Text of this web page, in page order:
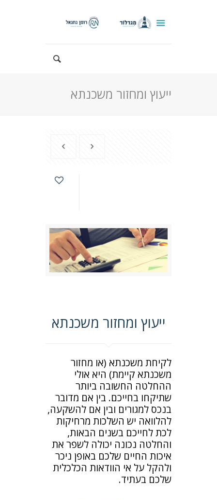
ייעוץ ומחזור משכנתא
ייעוץ ומחזור משכנתא
לקיחת משכנתא (או מחזור
משכנתא קיימת) היא אולי
ההחלטה החשובה ביותר
שתיקחו בחייכם. בין אם מדובר
בנכס למגורים ובין אם להשקעה,
להלוואה יש השלכות מרחיקות
לכת לחייכם בשנים הבאות,
והחלטה נכונה יכולה לשפר את
איכות החיים שלכם באופן ניכר
ולהקל על אי הוודאות הכלכלית
שלכם בעתיד.